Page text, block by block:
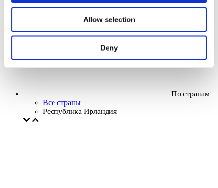
Allow selection
Deny
Применить
По странам
Все страны
Республика Ирландия